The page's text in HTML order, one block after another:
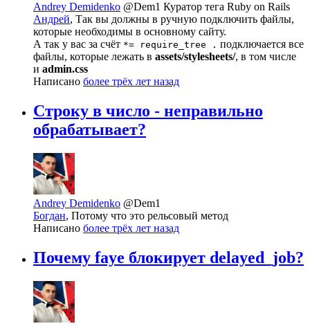
Andrey Demidenko @Dem1 Куратор тега Ruby on Rails
Андрей, Так вы должны в ручную подключить файлы,
которые необходимы в основному сайту.
А так у вас за счёт *= require_tree . подключается все
файлы, которые лежать в assets/stylesheets/, в том числе
и admin.css
Написано более трёх лет назад
Строку в число - неправильно
обрабатывает?
Andrey Demidenko @Dem1
Богдан, Потому что это рельсовый метод
Написано более трёх лет назад
Почему faye блокирует delayed_job?